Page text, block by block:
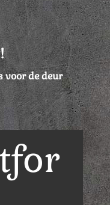
voor de deur